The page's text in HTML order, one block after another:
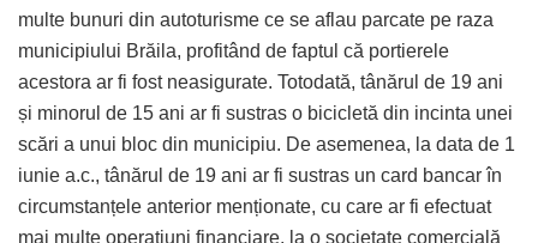
multe bunuri din autoturisme ce se aflau parcate pe raza
municipiului Brăila, profitând de faptul că portierele
acestora ar fi fost neasigurate. Totodată, tânărul de 19 ani
și minorul de 15 ani ar fi sustras o bicicletă din incinta unei
scări a unui bloc din municipiu. De asemenea, la data de 1
iunie a.c., tânărul de 19 ani ar fi sustras un card bancar în
circumstanțele anterior menționate, cu care ar fi efectuat
mai multe operațiuni financiare, la o societate comercială